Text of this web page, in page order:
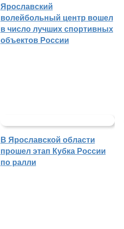
Ярославский
волейбольный центр вошел
в число лучших спортивных
объектов России
В Ярославской области
прошел этап Кубка России
по ралли